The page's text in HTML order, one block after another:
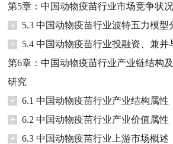
第5章：中国动物疫苗行业市场竞争状
+
5.3 中国动物疫苗行业波特五力模型
+
5.4 中国动物疫苗行业投融资、兼并
第6章：中国动物疫苗行业产业链结构
研究
+
6.1 中国动物疫苗行业产业结构属性
+
6.2 中国动物疫苗行业产业价值属性
+
6.3 中国动物疫苗行业上游市场概述